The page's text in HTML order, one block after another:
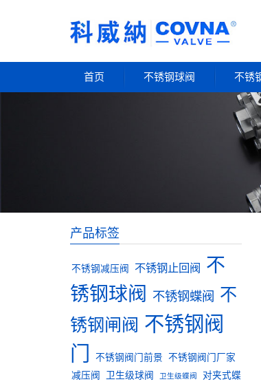
首页 不锈钢球阀 不锈
产品标签
不锈钢减压阀 不锈钢止回阀
不
锈钢球阀
不锈钢蝶阀 不
锈钢闸阀 不锈钢阀
门
不锈钢阀门前景 不锈钢阀门厂家
减压阀
卫生级球阀 卫生级蝶阀
对夹式蝶